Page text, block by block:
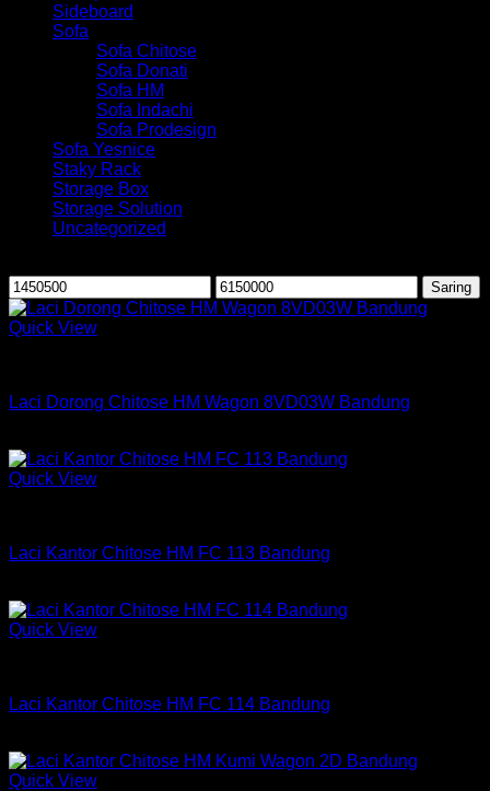
Sideboard
Sofa
Sofa Chitose
Sofa Donati
Sofa HM
Sofa Indachi
Sofa Prodesign
Sofa Yesnice
Staky Rack
Storage Box
Storage Solution
Uncategorized
Harga
terendah
Harga
tertinggi
Saring
Quick View
Laci Dorong Chitose HM Wagon 8VD03W Bandung
Quick View
Laci Kantor Chitose HM FC 113 Bandung
Quick View
Laci Kantor Chitose HM FC 114 Bandung
Quick View